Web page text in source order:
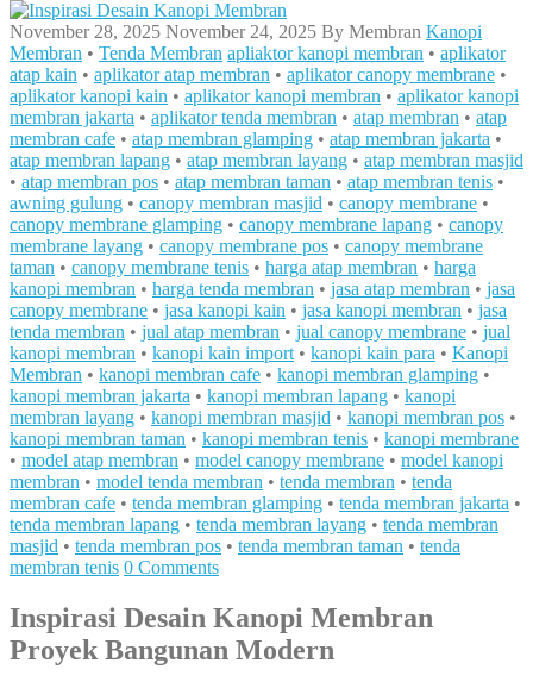
November 28, 2025 November 24, 2025 By Membran Kanopi
Membran • Tenda Membran apliaktor kanopi membran • aplikator
atap kain • aplikator atap membran • aplikator canopy membrane •
aplikator kanopi kain • aplikator kanopi membran • aplikator kanopi
membran jakarta • aplikator tenda membran • atap membran • atap
membran cafe • atap membran glamping • atap membran jakarta •
atap membran lapang • atap membran layang • atap membran masjid
• atap membran pos • atap membran taman • atap membran tenis •
awning gulung • canopy membran masjid • canopy membrane •
canopy membrane glamping • canopy membrane lapang • canopy
membrane layang • canopy membrane pos • canopy membrane
taman • canopy membrane tenis • harga atap membran • harga
kanopi membran • harga tenda membran • jasa atap membran • jasa
canopy membrane • jasa kanopi kain • jasa kanopi membran • jasa
tenda membran • jual atap membran • jual canopy membrane • jual
kanopi membran • kanopi kain import • kanopi kain para • Kanopi
Membran • kanopi membran cafe • kanopi membran glamping •
kanopi membran jakarta • kanopi membran lapang • kanopi
membran layang • kanopi membran masjid • kanopi membran pos •
kanopi membran taman • kanopi membran tenis • kanopi membrane
• model atap membran • model canopy membrane • model kanopi
membran • model tenda membran • tenda membran • tenda
membran cafe • tenda membran glamping • tenda membran jakarta •
tenda membran lapang • tenda membran layang • tenda membran
masjid • tenda membran pos • tenda membran taman • tenda
membran tenis 0 Comments
Inspirasi Desain Kanopi Membran
Proyek Bangunan Modern